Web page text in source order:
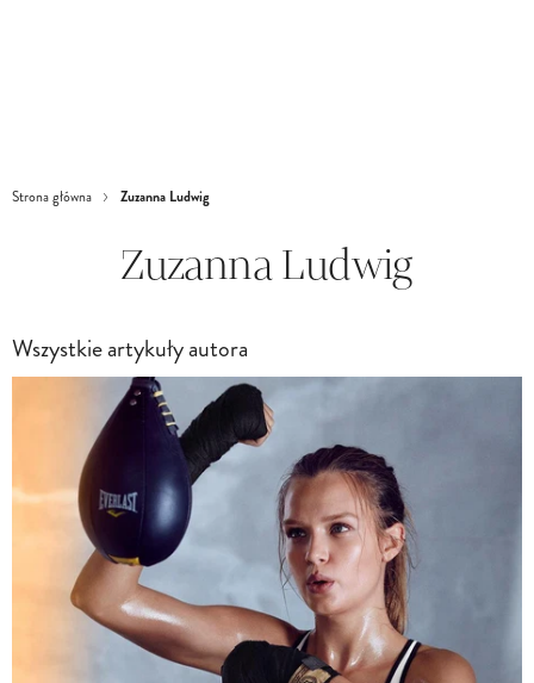
Strona główna Zuzanna Ludwig
Zuzanna Ludwig
Wszystkie artykuły autora